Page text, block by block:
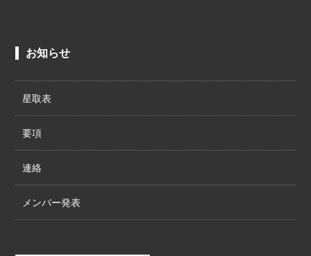
お知らせ
星取表
要項
連絡
メンバー発表